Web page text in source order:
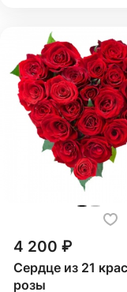
4 200 ₽
Сердце из 21
розы